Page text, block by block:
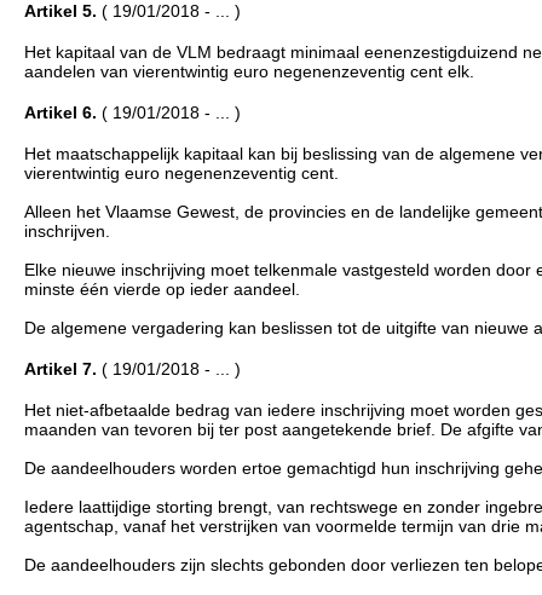
Artikel 5. ( 19/01/2018 - ... )
Het kapitaal van de VLM bedraagt minimaal eenenzestigduizend
aandelen van vierentwintig euro negenenzeventig cent elk.
Artikel 6. ( 19/01/2018 - ... )
Het maatschappelijk kapitaal kan bij beslissing van de algemene
vierentwintig euro negenenzeventig cent.
Alleen het Vlaamse Gewest, de provincies en de landelijke
inschrijven.
Elke nieuwe inschrijving moet telkenmale vastgesteld worden
minste één vierde op ieder aandeel.
De algemene vergadering kan beslissen tot de uitgifte van nieuwe
Artikel 7. ( 19/01/2018 - ... )
Het niet-afbetaalde bedrag van iedere inschrijving moet worden
maanden van tevoren bij ter post aangetekende brief. De afgifte
De aandeelhouders worden ertoe gemachtigd hun inschrijving
Iedere laattijdige storting brengt, van rechtswege en zonder
agentschap, vanaf het verstrijken van voormelde termijn van drie
De aandeelhouders zijn slechts gebonden door verliezen ten